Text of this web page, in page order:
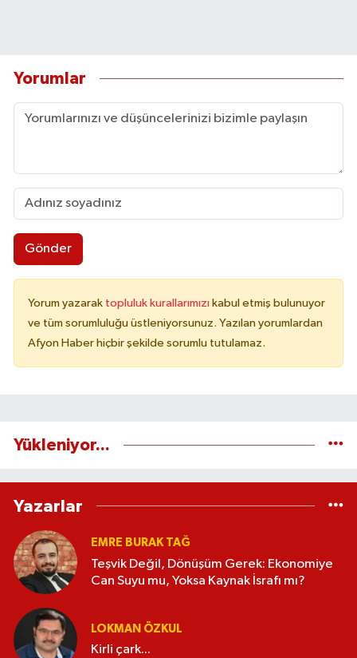
Yorumlar
Gönder
Yorum yazarak topluluk kurallarımızı kabul etmiş bulunuyor
ve tüm sorumluluğu üstleniyorsunuz. Yazılan yorumlardan
Afyon Haber hiçbir şekilde sorumlu tutulamaz.
Yükleniyor...
Yazarlar
EMRE BURAK TAĞ
Teşvik Değil, Dönüşüm Gerek: Ekonomiye
Can Suyu mu, Yoksa Kaynak İsrafı mı?
LOKMAN ÖZKUL
Kirli çark...